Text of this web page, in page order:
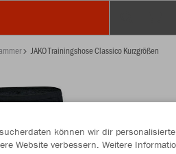
JAKO Trainingshose Classico Kurzgrößen
können wir dir personalisierte
Website verbessern. Weitere